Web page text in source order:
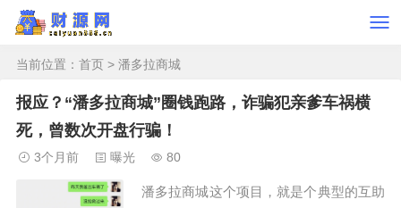
当前位置： 首页 > 潘多拉商城
报应？“潘多拉商城”圈钱跑路，诈骗犯亲爹车祸横
死，曾数次开盘行骗！
3个月前 曝光 80
潘多拉商城这个项目，就是个典型的互助